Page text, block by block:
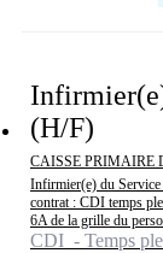
(H/F)
CAISSE PRIMAIRE
Infirmier(e) du
contrat : CDI temps
6A de la grille du
CDI - Temps